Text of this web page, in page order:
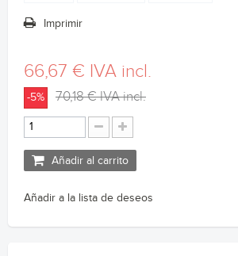
Imprimir
66,67 € IVA incl.
-5% 70,18 €IVA incl.
Añadir al carrito
Añadir a la lista de deseos